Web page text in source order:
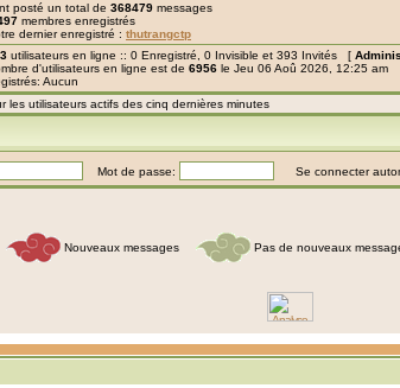
posté un total de 368479 messages
membres enregistrés
dernier enregistré : thutrangctp
utilisateurs en ligne :: 0 Enregistré, 0 Invisible et 393 Invités [
d'utilisateurs en ligne est de 6956 le Jeu 06 Aoû 2026, 12:25 am
Aucun
les utilisateurs actifs des cinq dernières minutes
Mot de passe: Se connecter
Nouveaux messages Pas de nouveaux